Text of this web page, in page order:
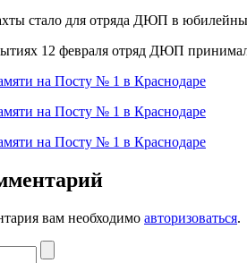
стало для отряда ДЮП в
12 февраля отряд ДЮП
вам необходимо авторизоваться.